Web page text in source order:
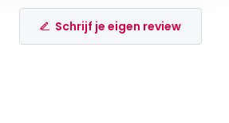
Schrijf je eigen review